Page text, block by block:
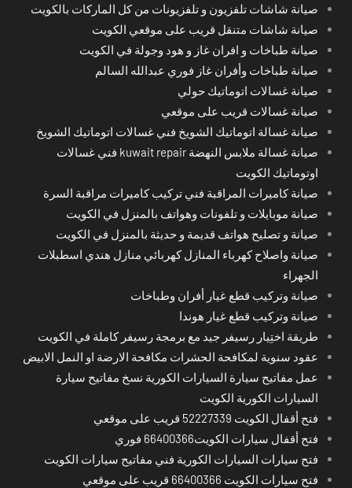
صيانة شاشات تلفزيون و تلفزيونات من كل الماركات بالكويت
صيانة شاشات متنقل قريب على موقعي الكويت
صيانة طباخات و افران غاز و هود وجولة في الكويت
صيانة طباخات وأفران غاز فوري عبدالله السالم
صيانة غسالات اتوماتيك حولي
صيانة غسالات قريب على موقعي
صيانة غسالة اتوماتيك الشويخ فني غسالات اتوماتيك الشويخ
صيانة غسالة ملابس النهضة kuwait repair فني غسالات
اوتوماتيك الكويت
صيانة كاميرات المراقبة فني تركيب كاميرات مراقبة السرة
صيانة موبايلات و تلفونات وهواتف بالمنزل في الكويت
صيانة و تصليح هواتف قديمة و حديثة بالمنزل في الكويت
صيانة واصلاح كهرباء المنازل كهربائي منازل هندي اسطبلات
الجهراء
صيانة وتركيب قطع غيار أفران وطباخات
صيانة وتركيب قطع غيار هوندا
طريقة اختِيار رسيفر جيد مع برمجة رسيفر كاملة في الكويت
عقود سنوية لمكافحة الحشرات مكافحة الارضة او النمل الابيض
عمل مفاتيح سيارة السيارات الكورية نسخ مفاتيح سيارة
السيارات الكورية الكويت
فتح أقفال الكويت 52227339 قريب على موقعي
فتح أقفال سيارات الكويت66400366 فوري
فتح سيارات السيارات الكورية فني مفاتيح سيارات الكويت
فتح سيارات الكويت 66400366 قريب على موقعي